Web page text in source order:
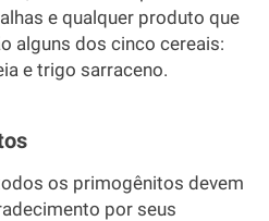
e qualquer produto que
alguns dos cinco cereais:
e trigo sarraceno.
os primogênitos devem
por seus